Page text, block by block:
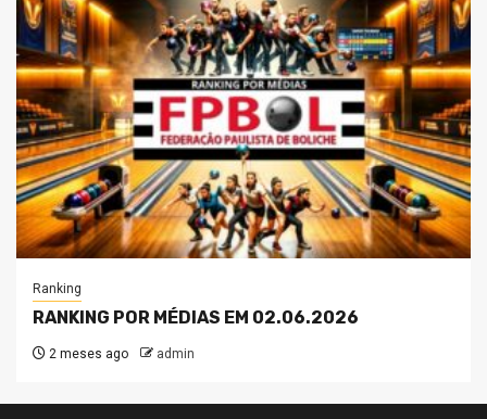
Ranking
RANKING POR MÉDIAS EM 02.06.2026
2 meses ago admin